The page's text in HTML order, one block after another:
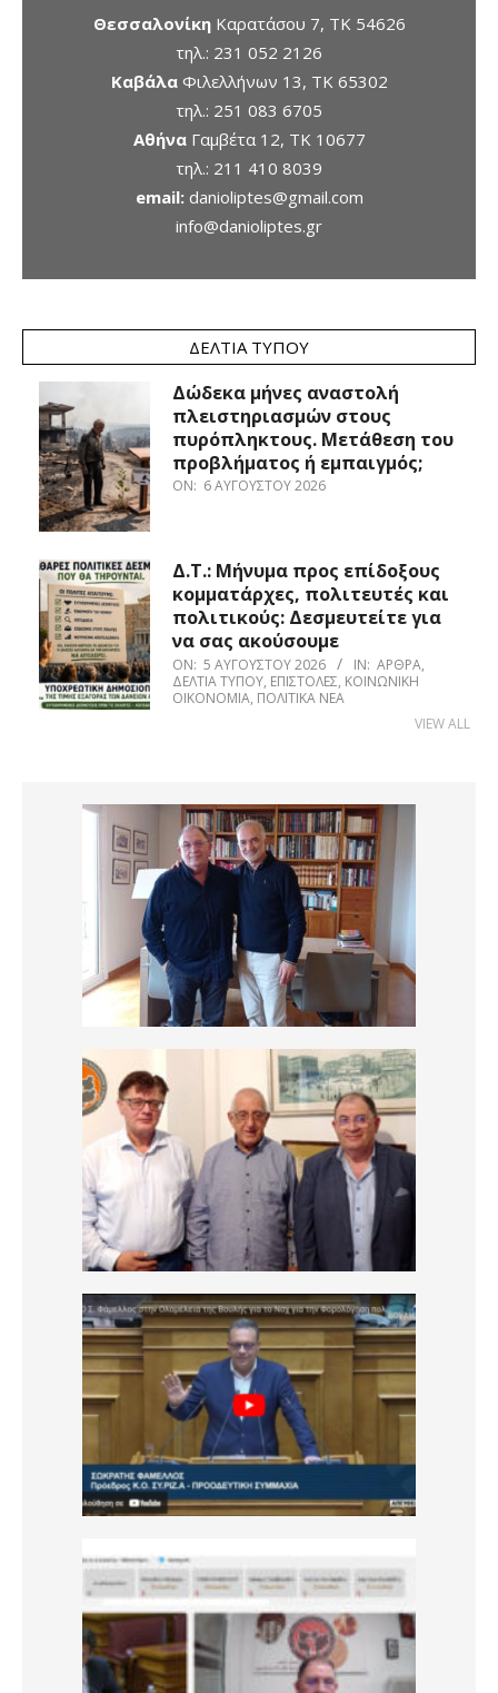
ΘεσσαλονίκηΚαρατάσου 7, TK 54626
τηλ.: 231 052 2126
ΚαβάλαΦιλελλήνων 13, ΤΚ 65302
τηλ.: 251 083 6705
ΑθήναΓαμβέτα 12, ΤΚ 10677
τηλ.: 211 410 8039
email: danioliptes@gmail.com
info@danioliptes.gr
ΔΕΛΤΊΑ ΤΎΠΟΥ
Δώδεκα μήνες αναστολή
πλειστηριασμών στους
πυρόπληκτους. Μετάθεση του
προβλήματος ή εμπαιγμός;
ON: 6 ΑΥΓΟΎΣΤΟΥ 2026
Δ.Τ.: Μήνυμα προς επίδοξους
κομματάρχες, πολιτευτές και
πολιτικούς: Δεσμευτείτε για
να σας ακούσουμε
ON: 5 ΑΥΓΟΎΣΤΟΥ 2026 IN: ΆΡΘΡΑ,
ΔΕΛΤΊΑ ΤΎΠΟΥ, ΕΠΙΣΤΟΛΈΣ, ΚΟΙΝΩΝΙΚΉ
ΟΙΚΟΝΟΜΊΑ, ΠΟΛΙΤΙΚΆ ΝΈΑ
VIEW ALL